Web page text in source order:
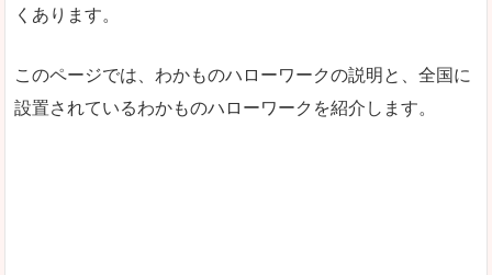
くあります。
このページでは、わかものハローワークの説明と、全国に
設置されているわかものハローワークを紹介します。